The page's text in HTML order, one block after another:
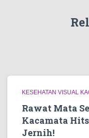
KESEHATAN VISUAL
Rawat Mata
Kacamata
Jernih!